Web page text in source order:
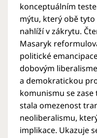
konceptuálním
mýtu, který obě
nahlíží v zákrytu.
Masaryk
politické
dobovým
a demokratickou
komunismu se
stala omezenost
neoliberalismu,
implikace. Ukazuje